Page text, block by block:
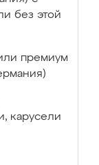
без этой
премиум
карусели